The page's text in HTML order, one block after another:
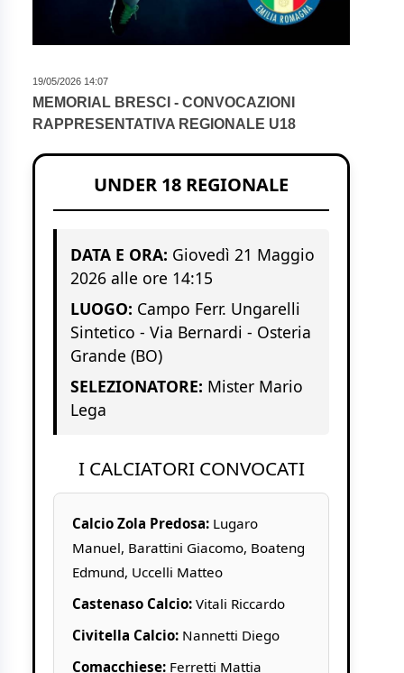
19/05/2026 14:07
MEMORIAL BRESCI - CONVOCAZIONI
RAPPRESENTATIVA REGIONALE U18
UNDER 18 REGIONALE
DATA E ORA: Giovedì 21 Maggio
2026 alle ore 14:15
LUOGO: Campo Ferr. Ungarelli
Sintetico - Via Bernardi - Osteria
Grande (BO)
SELEZIONATORE: Mister Mario
Lega
I CALCIATORI CONVOCATI
Calcio Zola Predosa: Lugaro
Manuel, Barattini Giacomo, Boateng
Edmund, Uccelli Matteo
Castenaso Calcio: Vitali Riccardo
Civitella Calcio: Nannetti Diego
Comacchiese: Ferretti Mattia